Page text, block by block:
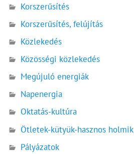
Korszerűsítés
Korszerűsítés, felújítás
Közlekedés
Közösségi közlekedés
Megújuló energiák
Napenergia
Oktatás-kultúra
Ötletek-kütyük-hasznos holmik
Pályázatok